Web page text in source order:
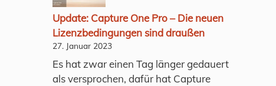
Update: Capture One Pro – Die neuen
Lizenzbedingungen sind draußen
27. Januar 2023
Es hat zwar einen Tag länger gedauert
als versprochen, dafür hat Capture